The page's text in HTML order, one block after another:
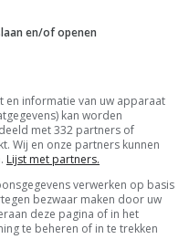
in je mailbox
en/of openen
en informatie van uw apparaat
kan worden
met 332 partners of
Wij en onze partners kunnen
Lijst met partners.
verwerken op basis
bezwaar maken door uw
deze pagina of in het
te beheren of in te trekken